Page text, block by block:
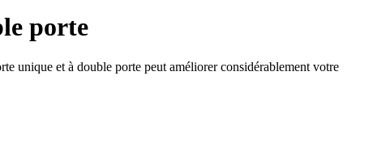
porte
unique et à double porte peut améliorer considérablement votre